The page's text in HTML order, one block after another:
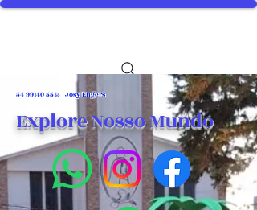
54 99140 5515 Josy Engers
Explore Nosso Mundo